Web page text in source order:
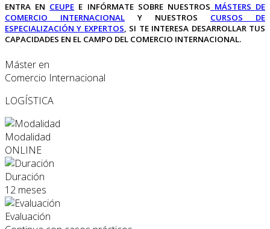
ENTRA EN CEUPE E INFÓRMATE SOBRE NUESTROS MÁSTERS DE
COMERCIO INTERNACIONAL Y NUESTROS CURSOS DE
ESPECIALIZACIÓN Y EXPERTOS, SI TE INTERESA DESARROLLAR TUS
CAPACIDADES EN EL CAMPO DEL COMERCIO INTERNACIONAL.
Máster en
Comercio Internacional
LOGÍSTICA
Modalidad
ONLINE
Duración
12 meses
Evaluación